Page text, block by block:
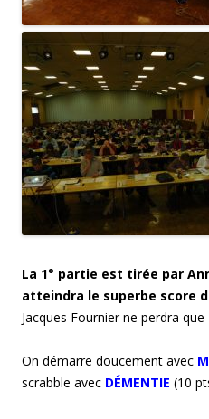
La 1° partie est tirée par
atteindra le superbe score
Jacques Fournier ne perdra que
On démarre doucement avec
scrabble avec DÉMENTIE (10